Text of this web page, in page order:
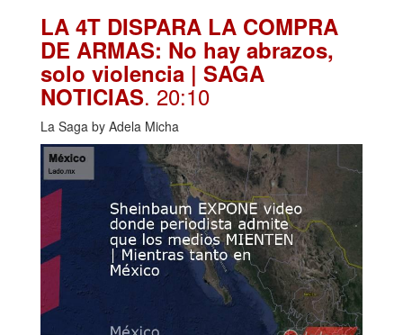
LA 4T DISPARA LA COMPRA
DE ARMAS: No hay abrazos,
solo violencia | SAGA
NOTICIAS. 20:10
La Saga by Adela Micha